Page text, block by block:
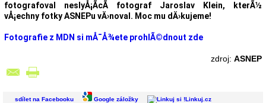
fotografoval neslyÅ¡Ã­cÃ­ fotograf Jaroslav Klein, kterÃ½
vÅ¡echny fotky ASNEPu vÄ›noval. Moc mu dÄ›kujeme!
Fotografie z MDN si mÅ¯Å¾ete prohlÃ©dnout zde
zdroj: ASNEP
sdílet na Facebooku Google záložky
Linkuj.cz